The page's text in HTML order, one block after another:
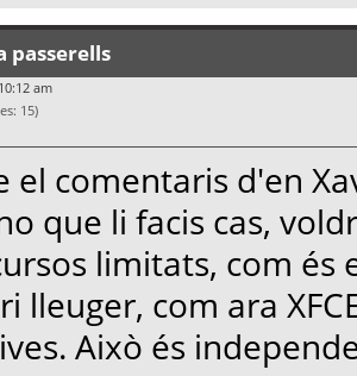
passerells
am
15)
el comentaris d'en
que li facis cas,
limitats, com és
lleuger, com ara
Això és